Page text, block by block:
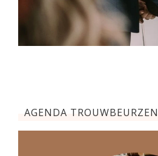
AGENDA TROUWBEURZEN